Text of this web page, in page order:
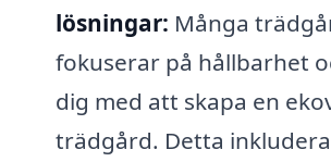
lösningar: Många
fokuserar på hållbarhet
dig med att skapa en
trädgård. Detta